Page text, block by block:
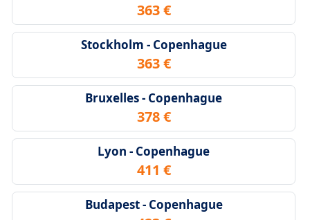
363 €
Stockholm - Copenhague
363 €
Bruxelles - Copenhague
378 €
Lyon - Copenhague
411 €
Budapest - Copenhague